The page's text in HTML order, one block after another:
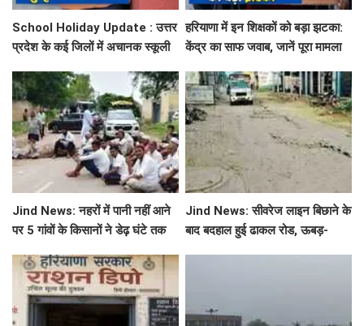
School Holiday Update : उत्तर
प्रदेश के कई जिलों में अचानक स्कूली
सटीक जानकारी
हरियाणा में इन शिक्षकों को बड़ा झटका:
केंद्र का साफ जवाब, जानें पूरा मामला
Jind News: नहरों में पानी नहीं आने
पर 5 गांवों के किसानों ने डेढ़ घंटे तक
Jind News: सीवरेज लाइन बिछाने के
बाद बदहाल हुई ढाकल रोड, ऊबड़-